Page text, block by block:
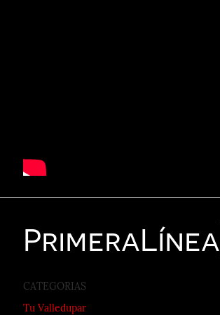
PrimeraLínea
CATEGORIAS
Tu Valledupar